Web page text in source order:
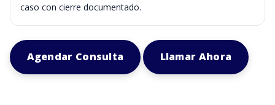
caso con cierre documentado.
Agendar Consulta Llamar Ahora